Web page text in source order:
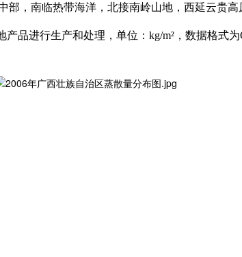
，南临热带海洋，北接南岭山地，西延云贵高
品进行生产和处理，单位：kg/m²，数据格式